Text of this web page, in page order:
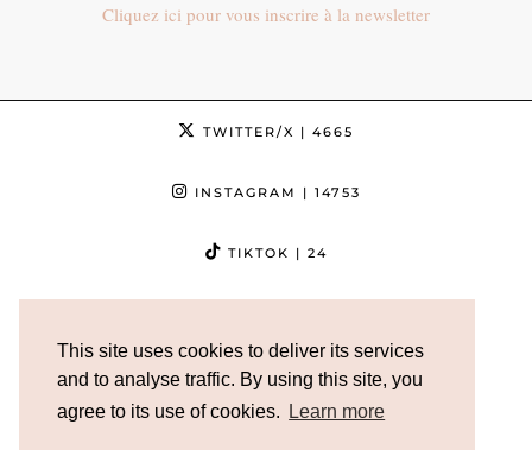
This site uses cookies to deliver its services
and to analyse traffic. By using this site, you
agree to its use of cookies.
Learn more
Cliquez ici pour vous inscrire à la newsletter
TWITTER/X | 4665
INSTAGRAM | 14753
TIKTOK | 24
PINTEREST| 5013